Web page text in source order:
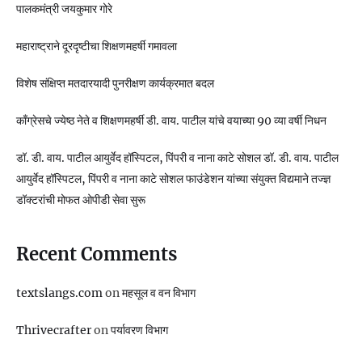
पालकमंत्री जयकुमार गोरे
महाराष्ट्राने दूरदृष्टीचा शिक्षणमहर्षी गमावला
विशेष संक्षिप्त मतदारयादी पुनरीक्षण कार्यक्रमात बदल
काँग्रेसचे ज्येष्ठ नेते व शिक्षणमहर्षी डी. वाय. पाटील यांचे वयाच्या 90 व्या वर्षी निधन
डॉ. डी. वाय. पाटील आयुर्वेद हॉस्पिटल, पिंपरी व नाना काटे सोशल डॉ. डी. वाय. पाटील
आयुर्वेद हॉस्पिटल, पिंपरी व नाना काटे सोशल फाउंडेशन यांच्या संयुक्त विद्यमाने तज्ज्ञ
डॉक्टरांची मोफत ओपीडी सेवा सुरू
Recent Comments
textslangs.comonमहसूल व वन विभाग
Thrivecrafteronपर्यावरण विभाग